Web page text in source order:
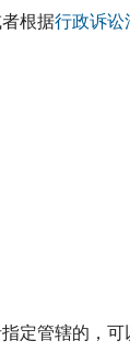
根据行政诉讼
定管辖的，